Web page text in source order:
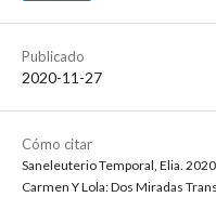
Publicado
2020-11-27
Cómo citar
Saneleuterio Temporal, Elia.
Carmen Y Lola: Dos Miradas